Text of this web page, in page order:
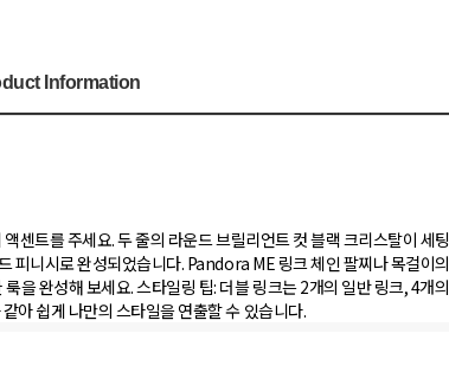
Information
센트를 주세요. 두 줄의 라운드 브릴리언트 컷 블랙 크리스탈이 세팅
피니시로 완성되었습니다. Pandora ME 링크 체인 팔찌나 목걸이의
을 완성해 보세요. 스타일링 팁: 더블 링크는 2개의 일반 링크, 4개의
아 쉽게 나만의 스타일을 연출할 수 있습니다.